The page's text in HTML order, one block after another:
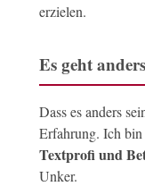
erzielen.
Es geht anders
Dass es anders
Erfahrung. Ich bin
Textprofi und
Unker.